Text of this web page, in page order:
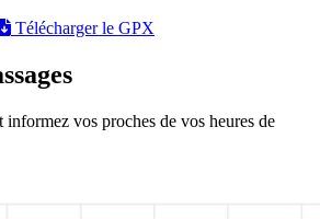
Télécharger le GPX
vos proches de vos heures de